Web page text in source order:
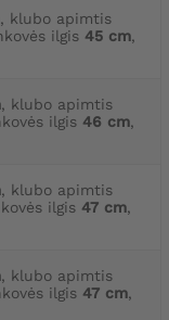
, klubo apimtis
ilgis 45 cm,
, klubo apimtis
ilgis 46 cm,
, klubo apimtis
ilgis 47 cm,
, klubo apimtis
ilgis 47 cm,